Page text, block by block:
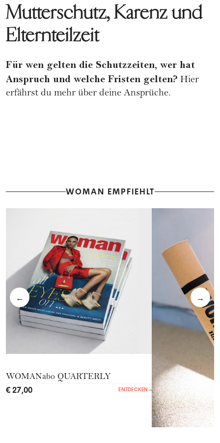
Mutterschutz, Karenz und
Elternteilzeit
Für wen gelten die Schutzzeiten, wer hat
Anspruch und welche Fristen gelten? Hier
erfährst du mehr über deine Ansprüche.
WOMAN EMPFIEHLT
← →
WOMANabo QUARTERLY
€ 27,00 ENTDECKEN →